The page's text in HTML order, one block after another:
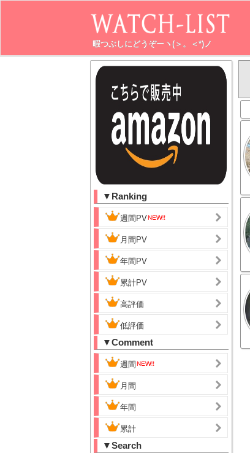
暇つぶしにどうぞーヽ(＞。＜*)ノ
▼Ranking
週間PV
月間PV
年間PV
累計PV
高評価
低評価
▼Comment
週間
月間
年間
累計
▼Search